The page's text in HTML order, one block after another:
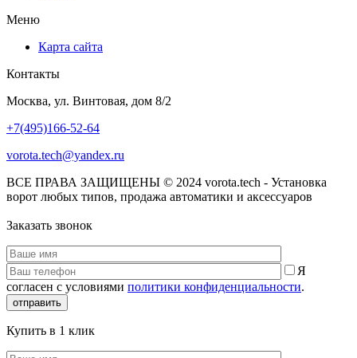
Меню
Карта сайта
Контакты
Москва, ул. Винтовая, дом 8/2
+7(495)166-52-64
vorota.tech@yandex.ru
ВСЕ ПРАВА ЗАЩИЩЕНЫ © 2024 vorota.tech - Установка
ворот любых типов, продажа автоматики и аксессуаров
Заказать звонок
Я
согласен с условиями политики конфиденциальности.
отправить
Купить в 1 клик